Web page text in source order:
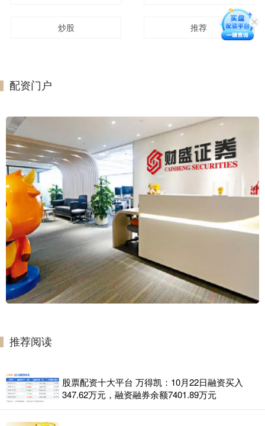
炒股 推荐
配资门户
推荐阅读
股票配资十大平台 万得凯：10月22日融资买入
347.62万元，融资融券余额7401.89万元